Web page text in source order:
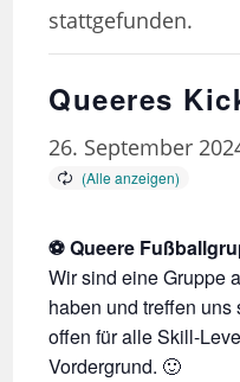
stattgefunden.
Queeres
26. September
⚽ Queere
Wir sind eine Gruppe
haben und treffen
offen für alle Skill-
Vordergrund. 🙂